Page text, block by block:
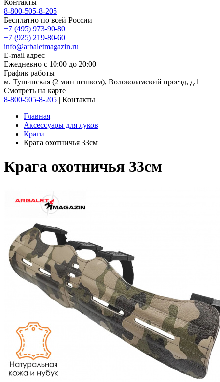
Контакты
8-800-505-8-205
Бесплатно по всей России
+7 (495) 973-90-80
+7 (925) 219-80-60
info@arbaletmagazin.ru
E-mail адрес
Ежедневно с 10:00 до 20:00
График работы
м. Тушинская (2 мин пешком), Волоколамский проезд, д.1
Смотреть на карте
8-800-505-8-205 | Контакты
Главная
Аксессуары для луков
Краги
Крага охотничья 33см
Крага охотничья 33см